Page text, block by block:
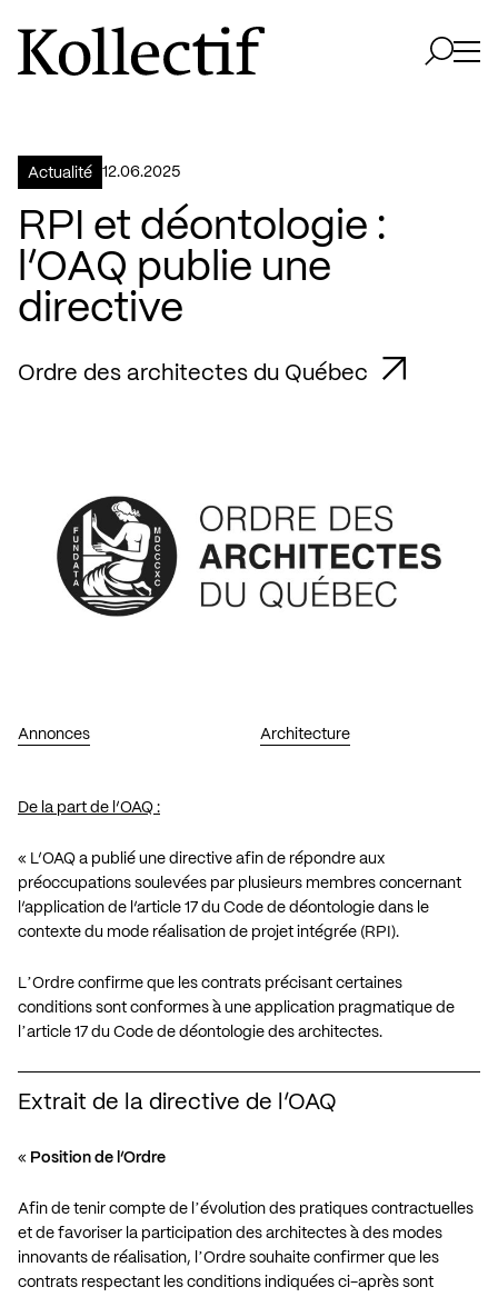
Aller à la page d'accueil
Logo Kollectif
Actualité 12.06.2025
RPI et déontologie :
l’OAQ publie une
directive
Ordre des architectes du Québec
Annonces Architecture
De la part de l’OAQ :
« L’OAQ a publié une directive afin de répondre aux
préoccupations soulevées par plusieurs membres concernant
l’application de l’article 17 du Code de déontologie dans le
contexte du mode réalisation de projet intégrée (RPI).
LʼOrdre confirme que les contrats précisant certaines
conditions sont conformes à une application pragmatique de
lʼarticle 17 du Code de déontologie des architectes.
Extrait de la directive de l’OAQ
« Position de l’Ordre
Afin de tenir compte de lʼévolution des pratiques contractuelles
et de favoriser la participation des architectes à des modes
innovants de réalisation, lʼOrdre souhaite confirmer que les
contrats respectant les conditions indiquées ci-après sont